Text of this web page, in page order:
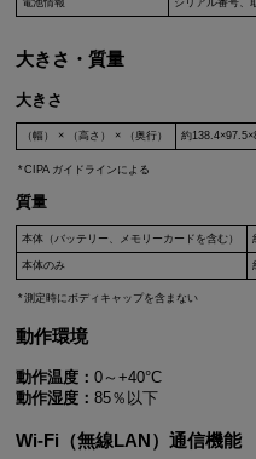
電池情報 シリアル番号、
大きさ・質量
大きさ
（幅） × （高さ） × （奥行） 約
CIPA ガイドラインによる
質量
本体（バッテリー、メモリーカードを含む）
本体のみ
測定時にボディキャップを含まない
動作環境
動作温度： 0～+40°C
動作湿度： 85％以下
Wi-Fi（無線LAN）通信機能